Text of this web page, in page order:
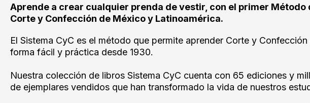
Aprende a crear cualquier prenda de vestir, con el primer Método
Corte y Confección de México y Latinoamérica.
El Sistema CyC es el método que permite aprender Corte y Confección
forma fácil y práctica desde 1930.
Nuestra colección de libros Sistema CyC cuenta con 65 ediciones y
de ejemplares vendidos que han transformado la vida de nuestros